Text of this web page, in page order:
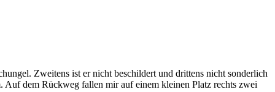
Zweitens ist er nicht beschildert und drittens nicht sonderlich
Auf dem Rückweg fallen mir auf einem kleinen Platz rechts zwei